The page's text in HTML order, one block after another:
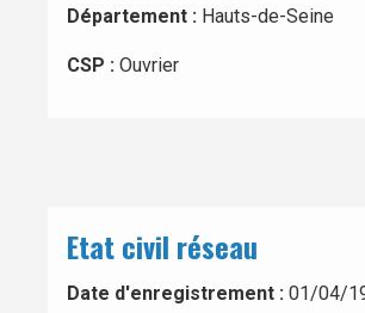
Département : Hauts-de-Seine
CSP : Ouvrier
Etat civil réseau
Date d'enregistrement : 01/04/